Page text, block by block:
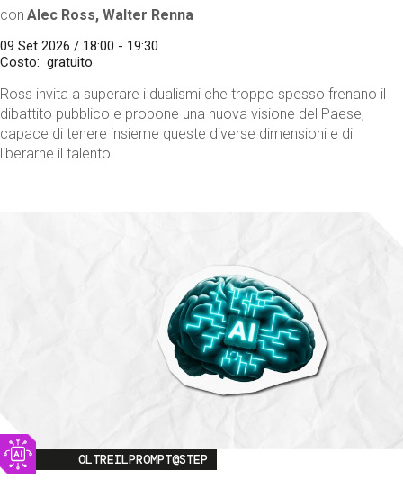
con Alec Ross, Walter Renna
09 Set 2026 / 18:00 - 19:30
Costo
gratuito
Ross invita a superare i dualismi che troppo spesso frenano il
dibattito pubblico e propone una nuova visione del Paese,
capace di tenere insieme queste diverse dimensioni e di
liberarne il talento
Image
OLTREILPROMPT@STEP